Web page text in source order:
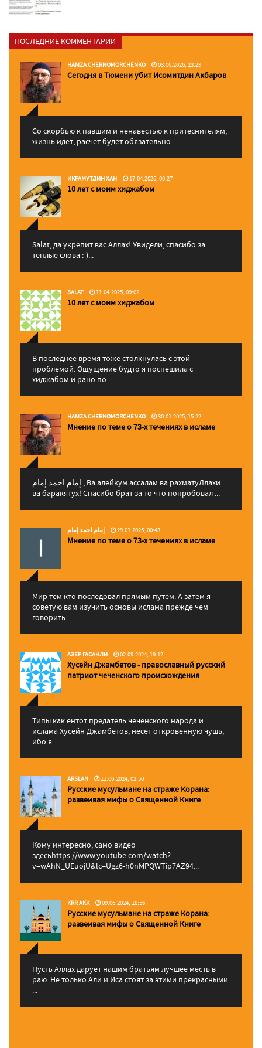
ПОСЛЕДНИЕ КОММЕНТАРИИ
HAMZA CHERNOMORCHENKO 03.06.2026, 23:29
Сегодня в Тюмени убит Исомитдин Акбаров
Со скорбью к павшим и ненавестью к притеснителям,
жизнь идет, расчет будет обязательно. ...
ИКРАМУТДИН ХАН 17.04.2025, 00:27
10 лет с моим хиджабом
Salat, да укрепит вас Аллаx! Увидели, спасибо за
теплые слова :-)...
SALAT 11.04.2025, 09:02
10 лет с моим хиджабом
В последнее время тоже столкнулась с этой
проблемой. Ощущение будто я поспешила с
хиджабом и рано по...
HAMZA CHERNOMORCHENKO 30.01.2025, 15:22
Мнение по теме о 73-х течениях в исламе
إمام احمد إمام , Ва алейкум ассалам ва рахматуЛлахи
ва баракятух! Спасибо брат за то что попробовал ...
إمام احمد إمام 29.01.2025, 00:43
Мнение по теме о 73-х течениях в исламе
Мир тем кто последовал прямым путем. А затем я
советую вам изучить основы ислама прежде чем
говорить...
АЗЕР ГАСАНЛИ 02.09.2024, 19:12
Хусейн Джамбетов - православный русский
патриот чеченского происхождения
Типы как ентот предатель чеченского народа и
ислама Хусейн Джамбетов, несет откровенную чушь,
ибо я...
ARSLAN 11.06.2024, 02:50
Русские мусульмане на страже Корана:
pазвеивая мифы о Священной Книге
Кому интересно, само видео
здесьhttps://www.youtube.com/watch?
v=wAhN_UEuojU&lc=Ugz6-h0nMPQWTip7AZ94...
KRR AKK 09.06.2024, 18:56
Русские мусульмане на страже Корана:
pазвеивая мифы о Священной Книге
Пусть Аллах дарует нашим братьям лучшее месть в
раю. Не только Али и Иса стоят за этими прекрасными
...